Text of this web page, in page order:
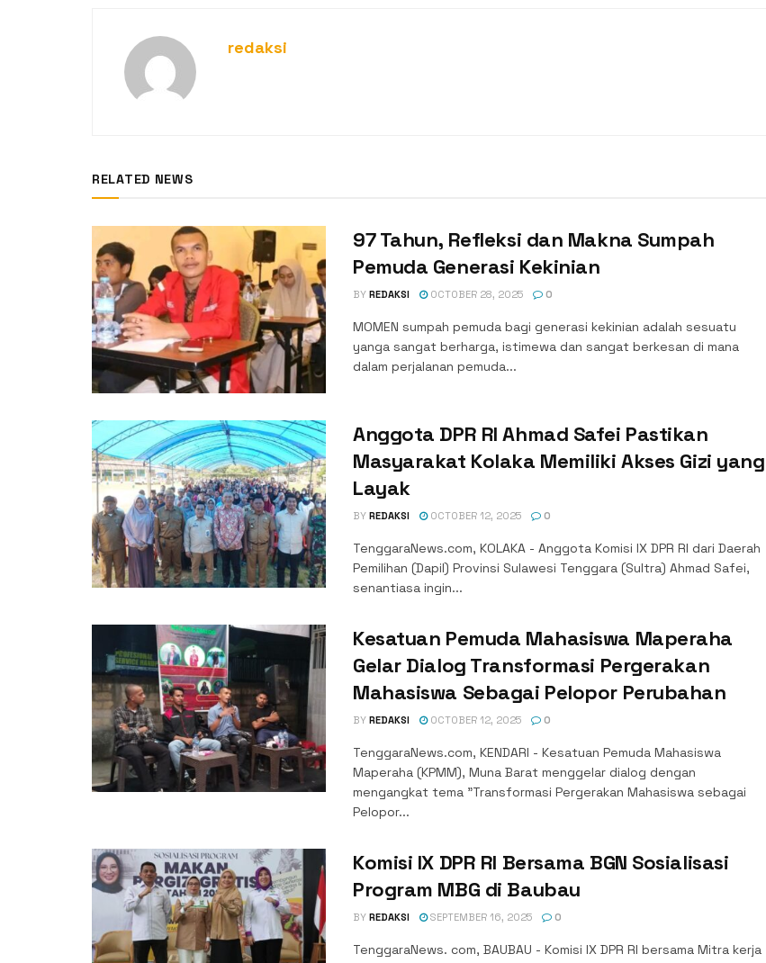
redaksi
RELATED NEWS
‎97 Tahun, Refleksi dan Makna Sumpah
Pemuda Generasi Kekinian
BY REDAKSI OCTOBER 28, 2025 0
MOMEN sumpah pemuda bagi generasi kekinian adalah sesuatu
yanga sangat berharga, istimewa dan sangat berkesan di mana
dalam perjalanan pemuda...
Anggota DPR RI Ahmad Safei Pastikan
Masyarakat Kolaka Memiliki Akses Gizi yang
Layak
BY REDAKSI OCTOBER 12, 2025 0
TenggaraNews.com, KOLAKA - Anggota Komisi IX DPR RI dari Daerah
Pemilihan (Dapil) Provinsi Sulawesi Tenggara (Sultra) Ahmad Safei,
senantiasa ingin...
Kesatuan Pemuda Mahasiswa Maperaha
Gelar Dialog Transformasi Pergerakan
Mahasiswa Sebagai Pelopor Perubahan
BY REDAKSI OCTOBER 12, 2025 0
TenggaraNews.com, KENDARI - Kesatuan Pemuda Mahasiswa
Maperaha (KPMM), Muna Barat menggelar dialog dengan
mengangkat tema "Transformasi Pergerakan Mahasiswa sebagai
Pelopor...
Komisi IX DPR RI Bersama BGN Sosialisasi
Program MBG di Baubau
BY REDAKSI SEPTEMBER 16, 2025 0
TenggaraNews. com, BAUBAU - Komisi IX DPR RI bersama Mitra kerja